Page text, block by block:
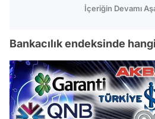
İçeriğin Devamı
Bankacılık endeksinde